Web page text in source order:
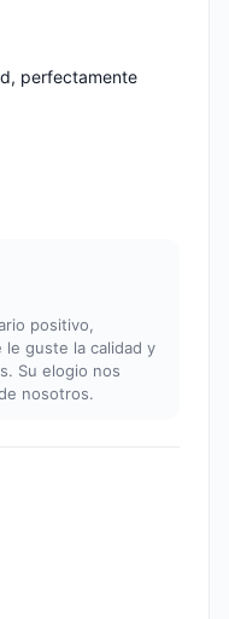
perfectamente
positivo,
le guste la calidad y
Su elogio nos
nosotros.